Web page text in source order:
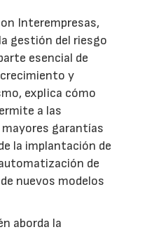
Interempresas,
gestión del riesgo
esencial de
y
explica cómo
a las
garantías
la implantación de
de
nuevos modelos
aborda la